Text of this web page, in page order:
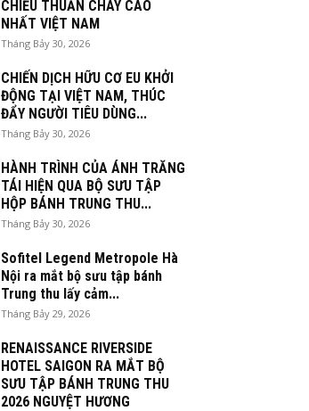
CHIỀU THUẦN CHAY CAO
NHẤT VIỆT NAM
Tháng Bảy 30, 2026
CHIẾN DỊCH HỮU CƠ EU KHỞI
ĐỘNG TẠI VIỆT NAM, THÚC
ĐẨY NGƯỜI TIÊU DÙNG...
Tháng Bảy 30, 2026
HÀNH TRÌNH CỦA ÁNH TRĂNG
TÁI HIỆN QUA BỘ SƯU TẬP
HỘP BÁNH TRUNG THU...
Tháng Bảy 30, 2026
Sofitel Legend Metropole Hà
Nội ra mắt bộ sưu tập bánh
Trung thu lấy cảm...
Tháng Bảy 29, 2026
RENAISSANCE RIVERSIDE
HOTEL SAIGON RA MẮT BỘ
SƯU TẬP BÁNH TRUNG THU
2026 NGUYỆT HƯƠNG